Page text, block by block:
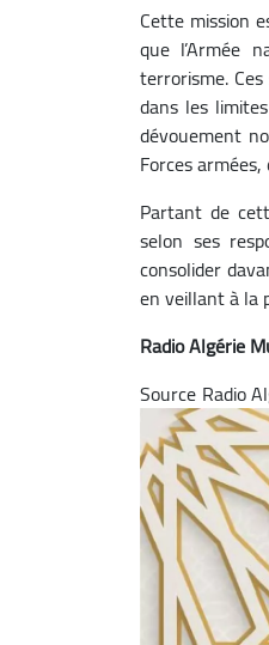
Cette mission
que l’Armée
terrorisme.
dans les
dévouement
Forces
Partant de
selon ses
consolider
en veillant à la
Radio Algérie
Source Radio
Image